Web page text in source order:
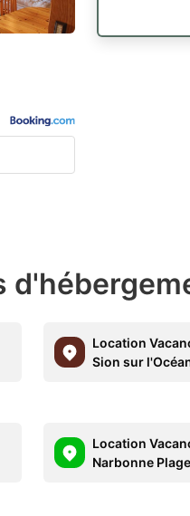
Location
Sion sur
Location
Narbonne Plage